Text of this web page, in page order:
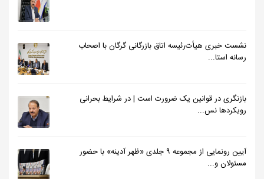
نشست خبری هیأت‌رئیسه اتاق بازرگانی گرگان با اصحاب
رسانه استا...
بازنگری در قوانین یک ضرورت است | در شرایط بحرانی
رویکردها نس...
آیین رونمایی از مجموعه ۹ جلدی «ظهر آدینه» با حضور
مسئولان و...